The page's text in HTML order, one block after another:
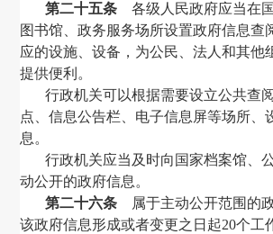
第二十五条 各级人民政府应当在
图书馆、政务服务场所设置政府信息查
应的设施、设备，为公民、法人和其他
提供便利。
行政机关可以根据需要设立公共查
点、信息公告栏、电子信息屏等场所、
息。
行政机关应当及时向国家档案馆、
动公开的政府信息。
第二十六条 属于主动公开范围的
该政府信息形成或者变更之日起20个工